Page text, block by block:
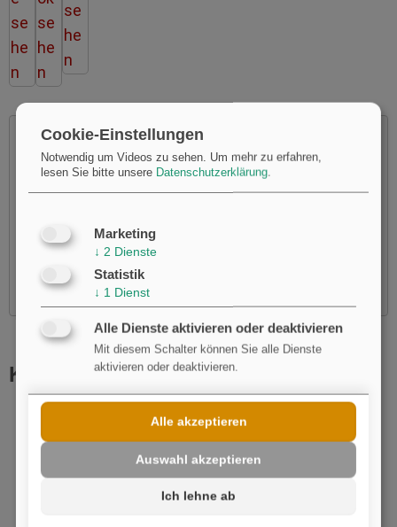
Möchten Sie vonYoutubebereitgestellte externe Inhalte
Kommentar schreiben
E-Mail
Cookie-Einstellungen
Notwendig um Videos zu sehen. Um mehr zu erfahren,
lesen Sie bitte unsere Datenschutzerklärung.
Marketing
↓ 2 Dienste
Statistik
↓ 1 Dienst
Alle Dienste aktivieren oder deaktivieren
Mit diesem Schalter können Sie alle Dienste
aktivieren oder deaktivieren.
Ich lehne ab
Auswahl akzeptieren
Alle akzeptieren